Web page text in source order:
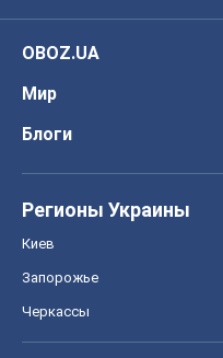
OBOZ.UA
Мир
Блоги
Регионы Украины
Киев
Запорожье
Черкассы